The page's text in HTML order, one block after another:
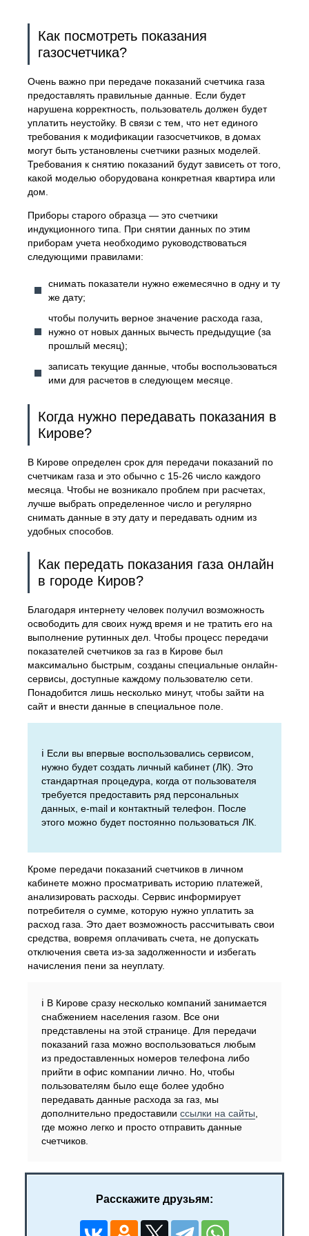
Как посмотреть показания
газосчетчика?
Очень важно при передаче показаний счетчика газа
предоставлять правильные данные. Если будет
нарушена корректность, пользователь должен будет
уплатить неустойку. В связи с тем, что нет единого
требования к модификации газосчетчиков, в домах
могут быть установлены счетчики разных моделей.
Требования к снятию показаний будут зависеть от того,
какой моделью оборудована конкретная квартира или
дом.
Приборы старого образца — это счетчики
индукционного типа. При снятии данных по этим
приборам учета необходимо руководствоваться
следующими правилами:
снимать показатели нужно ежемесячно в одну и ту
же дату;
чтобы получить верное значение расхода газа,
нужно от новых данных вычесть предыдущие (за
прошлый месяц);
записать текущие данные, чтобы воспользоваться
ими для расчетов в следующем месяце.
Когда нужно передавать показания в
Кирове?
В Кирове определен срок для передачи показаний по
счетчикам газа и это обычно с 15-26 число каждого
месяца. Чтобы не возникало проблем при расчетах,
лучше выбрать определенное число и регулярно
снимать данные в эту дату и передавать одним из
удобных способов.
Как передать показания газа онлайн
в городе Киров?
Благодаря интернету человек получил возможность
освободить для своих нужд время и не тратить его на
выполнение рутинных дел. Чтобы процесс передачи
показателей счетчиков за газ в Кирове был
максимально быстрым, созданы специальные онлайн-
сервисы, доступные каждому пользователю сети.
Понадобится лишь несколько минут, чтобы зайти на
сайт и внести данные в специальное поле.
ℹ️ Если вы впервые воспользовались сервисом,
нужно будет создать личный кабинет (ЛК). Это
стандартная процедура, когда от пользователя
требуется предоставить ряд персональных
данных, e-mail и контактный телефон. После
этого можно будет постоянно пользоваться ЛК.
Кроме передачи показаний счетчиков в личном
кабинете можно просматривать историю платежей,
анализировать расходы. Сервис информирует
потребителя о сумме, которую нужно уплатить за
расход газа. Это дает возможность рассчитывать свои
средства, вовремя оплачивать счета, не допускать
отключения света из-за задолженности и избегать
начисления пени за неуплату.
ℹ️ В Кирове сразу несколько компаний занимается
снабжением населения газом. Все они
представлены на этой странице. Для передачи
показаний газа можно воспользоваться любым
из предоставленных номеров телефона либо
прийти в офис компании лично. Но, чтобы
пользователям было еще более удобно
передавать данные расхода за газ, мы
дополнительно предоставили ссылки на сайты
где можно легко и просто отправить данные
счетчиков.
Расскажите друзьям: